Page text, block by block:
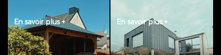
En savoir plus + En savoir plus +
ENTRETIEN DES
ESPACES VERTS
ESPACE
CONCEPTION